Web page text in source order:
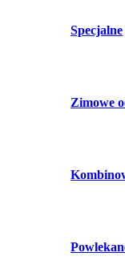
Specjalne
Zimowe